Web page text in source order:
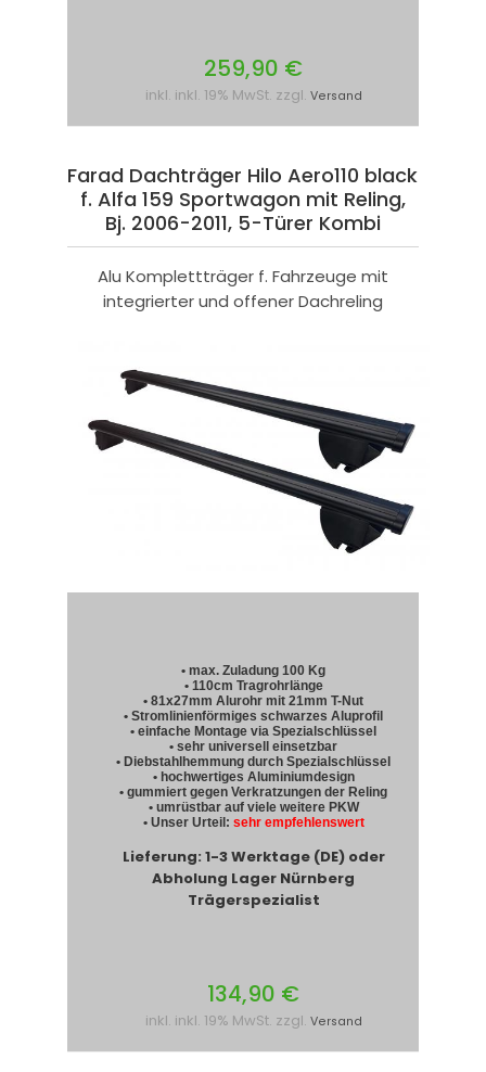
259,90 €
inkl. inkl. 19% MwSt. zzgl. Versand
Farad Dachträger Hilo Aero110 black
f. Alfa 159 Sportwagon mit Reling,
Bj. 2006-2011, 5-Türer Kombi
Alu Komplettträger f. Fahrzeuge mit
integrierter und offener Dachreling
• max. Zuladung 100 Kg
• 110cm Tragrohrlänge
• 81x27mm Alurohr mit 21mm T-Nut
• Stromlinienförmiges schwarzes Aluprofil
• einfache Montage via Spezialschlüssel
• sehr universell einsetzbar
• Diebstahlhemmung durch Spezialschlüssel
• hochwertiges Aluminiumdesign
• gummiert gegen Verkratzungen der Reling
• umrüstbar auf viele weitere PKW
• Unser Urteil: sehr empfehlenswert
Lieferung: 1-3 Werktage (DE) oder
Abholung Lager Nürnberg
Trägerspezialist
134,90 €
inkl. inkl. 19% MwSt. zzgl. Versand